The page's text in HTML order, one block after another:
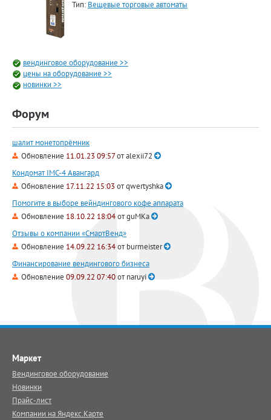
Тип: Вещевые торговые автоматы
вендинговое оборудование >>
цены на оборудование >>
новинки >>
Форум
шалит монетопрёмник
Обновление 11.01.23 09:57отalexii72
Кондомат IMC-4 Авангард
Обновление 17.11.22 15:03 отqwertyshka
Помогите в выборе вейндингового кофе аппарата
Обновление 18.10.22 18:04отguMKa
Отзывы о компании «СмартВенд»
Обновление 14.09.22 16:34отburmeister
Финансирование вендингового бизнеса
Обновление 09.09.22 07:40отnaruyi
Маркет
Вендинговое оборудование
Новинки
Прайс-лист
Компании на Яндекс.Карте